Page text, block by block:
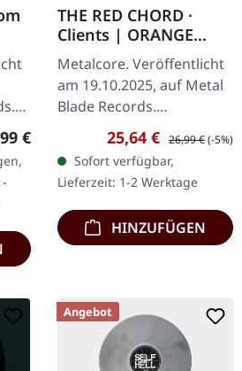
Preis:
€
THE RED CHORD ·
Clients | ORANGE
GREY BROWN HAZE LP
Metalcore. Veröffentlicht
am 19.10.2025, auf Metal
Blade Records.
Orange/Grau/Braun Haze
Vinyl im Gatefold-Cover
mit 6-seitigem Insert
und…
Verkaufspreis:
25,64 € Regulärer
26,99 €(-5%)
Sofort verfügbar,
Lieferzeit: 1-2 Werktage
HINZUFÜGEN
Angebot